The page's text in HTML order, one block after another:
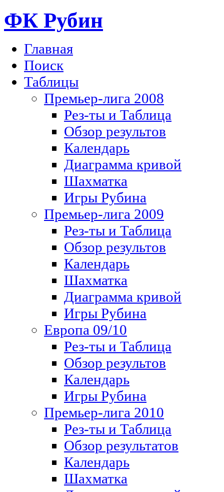
ФК Рубин
Главная
Поиск
Таблицы
Премьер-лига 2008
Рез-ты и Таблица
Обзор результов
Календарь
Диаграмма кривой
Шахматка
Игры Рубина
Премьер-лига 2009
Рез-ты и Таблица
Обзор результов
Календарь
Шахматка
Диаграмма кривой
Игры Рубина
Европа 09/10
Рез-ты и Таблица
Обзор результов
Календарь
Игры Рубина
Премьер-лига 2010
Рез-ты и Таблица
Обзор результатов
Календарь
Шахматка